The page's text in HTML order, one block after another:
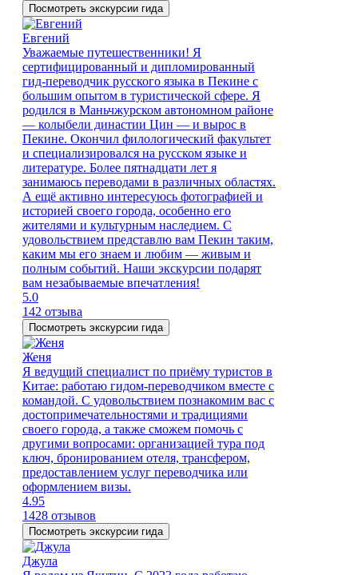
Посмотреть экскурсии гида
Евгений
Уважаемые путешественники! Я
сертифицированный и дипломированный
гид-переводчик русского языка в Пекине с
большим опытом в туристической сфере. Я
родился в Маньчжурском автономном районе
— колыбели династии Цин — и вырос в
Пекине. Окончил филологический факультет
и специализировался на русском языке и
литературе. Более пятнадцати лет я
занимаюсь переводами в различных областях.
А ещё активно интересуюсь фотографией и
историей своего города, особенно его
жителями и культурным наследием. С
удовольствием представлю вам Пекин таким,
каким мы его знаем и любим — живым и
полным событий. Наши экскурсии подарят
вам незабываемые впечатления!
5.0
142 отзыва
Посмотреть экскурсии гида
Женя
Я ведущий специалист по приёму туристов в
Китае: работаю гидом-переводчиком вместе с
командой. С удовольствием познакомим вас с
достопримечательностями и традициями
своего города, а также сможем помочь с
другими вопросами: организацией тура под
ключ, бронированием отеля, трансфером,
предоставлением услуг переводчика или
оформлением визы.
4.95
1428 отзывов
Посмотреть экскурсии гида
Джула